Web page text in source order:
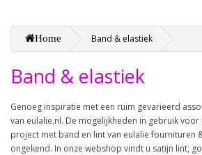
Home Band & elastiek
Band & elastiek
Genoeg inspiratie met een ruim gevarieerd
van eulalie.nl. De mogelijkheden in gebruik
project met band en lint van eulalie fournituren
ongekend. In onze webshop vindt u satijn lint,